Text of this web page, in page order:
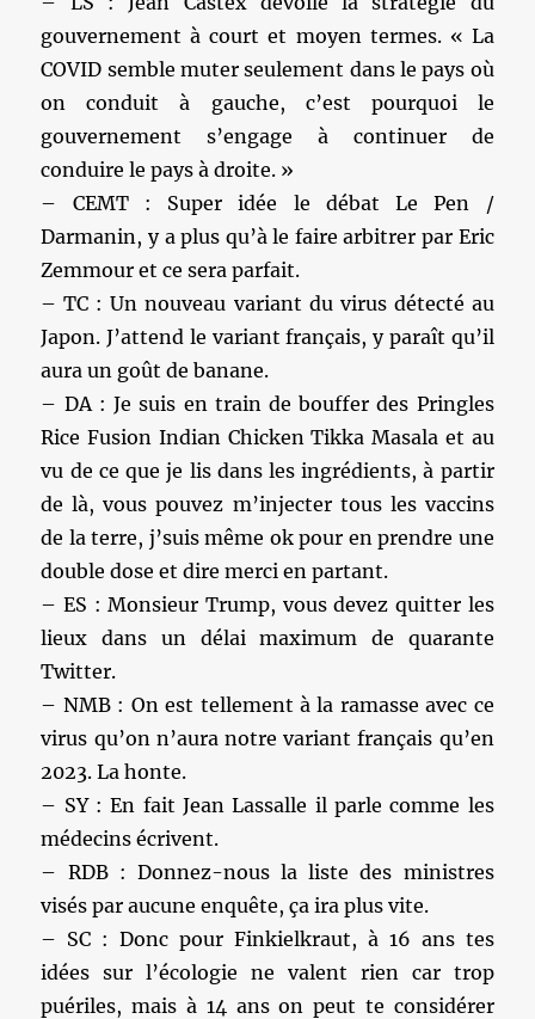
gouvernement à court et moyen termes. « La
COVID semble muter seulement dans le pays où
on conduit à gauche, c’est pourquoi le
gouvernement s’engage à continuer de
conduire le pays à droite. »
– CEMT : Super idée le débat Le Pen /
Darmanin, y a plus qu’à le faire arbitrer par Eric
Zemmour et ce sera parfait.
– TC : Un nouveau variant du virus détecté au
Japon. J’attend le variant français, y paraît qu’il
aura un goût de banane.
– DA : Je suis en train de bouffer des Pringles
Rice Fusion Indian Chicken Tikka Masala et au
vu de ce que je lis dans les ingrédients, à partir
de là, vous pouvez m’injecter tous les vaccins
de la terre, j’suis même ok pour en prendre une
double dose et dire merci en partant.
– ES : Monsieur Trump, vous devez quitter les
lieux dans un délai maximum de quarante
Twitter.
– NMB : On est tellement à la ramasse avec ce
virus qu’on n’aura notre variant français qu’en
2023. La honte.
– SY : En fait Jean Lassalle il parle comme les
médecins écrivent.
– RDB : Donnez-nous la liste des ministres
visés par aucune enquête, ça ira plus vite.
– SC : Donc pour Finkielkraut, à 16 ans tes
idées sur l’écologie ne valent rien car trop
puériles, mais à 14 ans on peut te considérer